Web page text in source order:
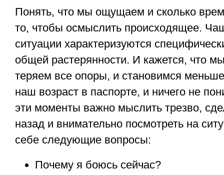
Понять, что мы ощущаем и сколько
то, чтобы осмыслить происходящее.
ситуации характеризуются
общей растерянности. И кажется, что
теряем все опоры, и становимся
наш возраст в паспорте, и ничего не
эти моменты важно мыслить трезво,
назад и внимательно посмотреть на
себе следующие вопросы:
Почему я боюсь сейчас?